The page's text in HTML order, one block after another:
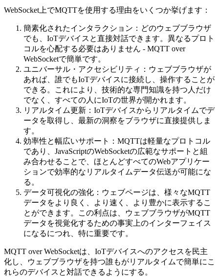
WebSocket上でMQTTを使用する理由をいくつか挙げます：
簡素化されたインタラクション：どのウェブブラウザ
でも、IoTデバイスと直接対話できます。異なるプロト
コルを心配する必要はありません - MQTT over
WebSocketで簡単です。
ユニバーサル・アクセシビリティ：ウェブブラウザが
あれば、誰でもIoTデバイスに接続し、操作することが
できる。これにより、技術的な専門知識を持つ人だけ
でなく、すべての人にIoTの世界が開かれます。
リアルタイム更新：IoTデバイスからリアルタイムでデ
ータを取得し、最新の洞察をブラウザに直接提供しま
す。
効率性と幅広いサポート：MQTTは軽量なプロトコル
であり、JavaScriptのWebSocketの広範なサポートと組
み合わせることで、ほとんどすべてのWebアプリケー
ションで効率的なリアルタイムデータ伝送が可能にな
る。
データ可視化の強化：ウェブページは、様々なMQTT
データをより良く、より速く、より豊かに表示するこ
とができます。この利点は、ウェブブラウザがMQTT
データを視覚化するための事実上のインターフェイス
になるにつれ、特に重要です。
MQTT over WebSocketは、IoTデバイスへのアクセスを民主
化し、ウェブブラウザを持つ誰もがリアルタイムで簡単にこ
れらのデバイスと対話できるようにする。